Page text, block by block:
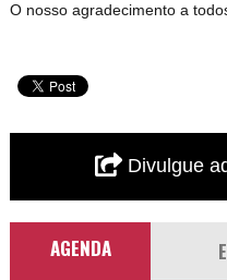
O nosso agradecimento a
Divulgue
AGENDA